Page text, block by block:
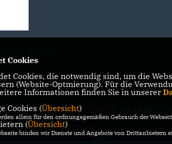
KONTAKT
Cookies
Cookies, die notwendig sind, um die
(Website-Optmierung). Für die
Informationen finden Sie in unserer
Cookies (Übersicht)
allein für den ordnungsgemäßen Gebrauch der
(Übersicht)
binden wir Dienste und Angebote von Drittanbietern